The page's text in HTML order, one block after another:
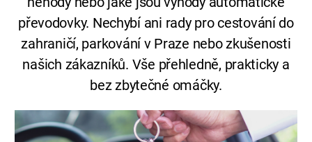
převodovky. Nechybí ani rady pro cestovánído
zahraničí, parkovánív Praze nebozkušenosti
našich zákazníků. Vše přehledně, prakticky a
bezzbytečné omáčky.